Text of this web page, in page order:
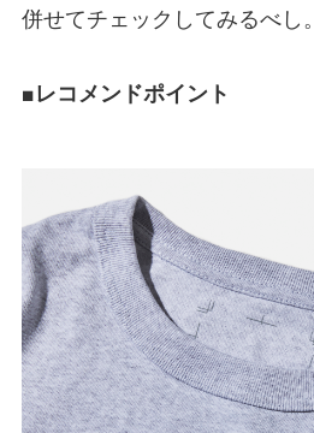
併せてチェックしてみるべし。
■レコメンドポイント